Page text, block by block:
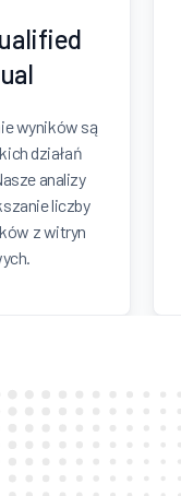
wyników są
działań
analizy
liczby
z witryn